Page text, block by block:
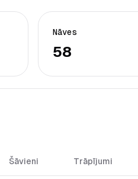
Nāves
58
Šāvieni Trāpījumi